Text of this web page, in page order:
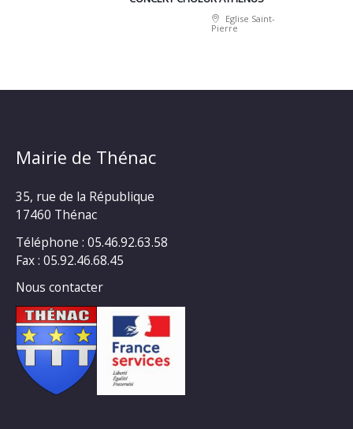
Eglise Saint-
Pierre
Mairie de Thénac
35, rue de la République
17460 Thénac
Téléphone : 05.46.92.63.58
Fax : 05.92.46.68.45
Nous contacter